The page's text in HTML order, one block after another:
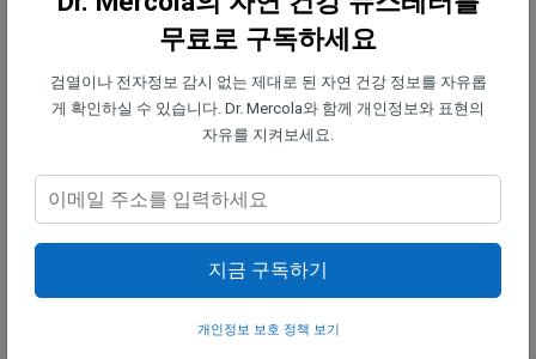
제2형 당뇨병, 비만, 고혈압 같은 만성 질환이 있고 특
활동 부족도 위험을 높이며, 의료 병력만큼이나 일상
• 생활습관 변화는 측정 가능한 차이를 만든다 —
회복은 단지 쉬는 것이 아니라 삶의 방식을 바꾸는 일
이다. 여기에는 금연, 더 건강한 식단 채택, 그리고 활
무료로 구독하세요
검열이나 전자정보 감시 없는 제대로 된 자연 건강 정보를 자유롭
게 확인하실 수 있습니다. Dr. Mercola와 함께 개인정보와 표현의
자유를 지켜보세요.
지금 구독하기
개인정보 보호 정책 보기